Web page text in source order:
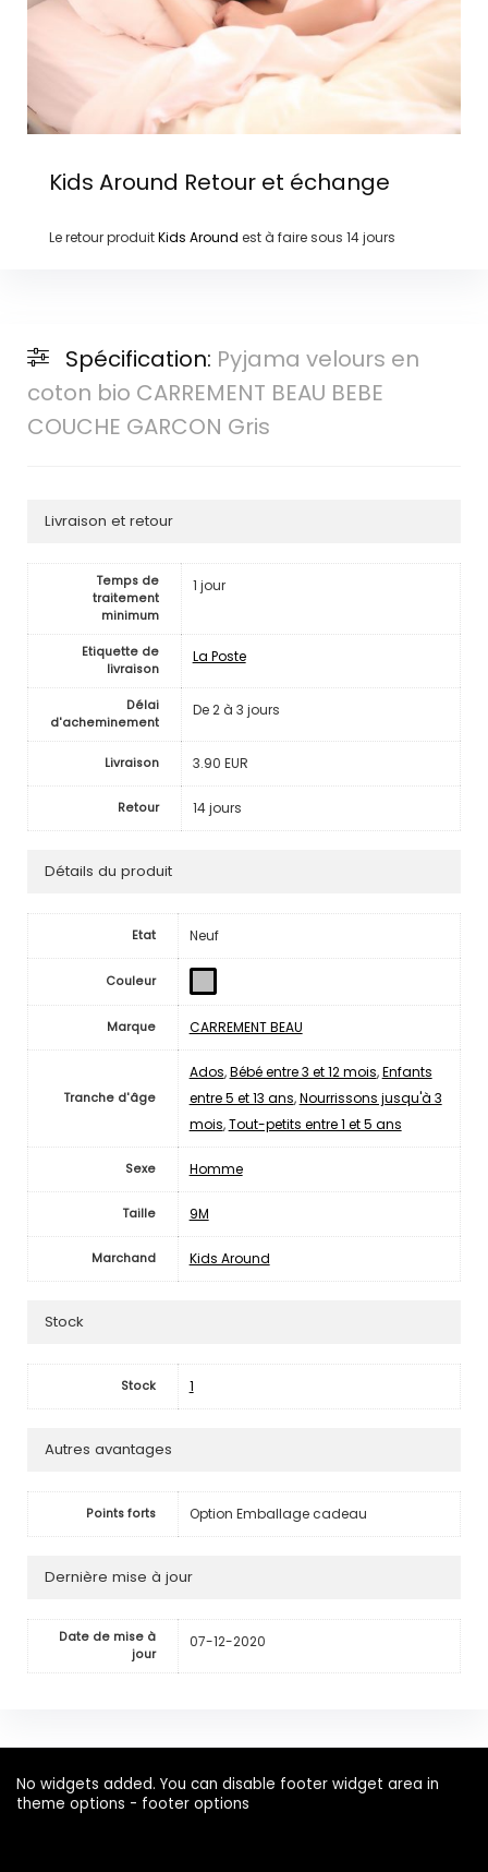
Kids Around Retour et échange
Le retour produitKids Around est à faire sous 14 jours
Spécification: Pyjama velours en
coton bio CARREMENT BEAU BEBE
COUCHE GARCON Gris
Livraison et retour
Temps de
traitement
minimum
1 jour
Etiquette de
livraison
La Poste
Délai
d'acheminement
De 2 à 3 jours
Livraison 3.90 EUR
Retour 14 jours
Détails du produit
Etat Neuf
Couleur
Marque CARREMENT BEAU
Tranche d'âge
Ados,Bébé entre 3 et 12 mois,Enfants
entre 5 et 13 ans,Nourrissons jusqu'à 3
mois,Tout-petits entre 1 et 5 ans
Sexe Homme
Taille 9M
Marchand Kids Around
Stock
Stock 1
Autres avantages
Points forts Option Emballage cadeau
Dernière mise à jour
Date de mise à
jour
07-12-2020
No widgets added. You can disable footer widget area in
theme options - footer options